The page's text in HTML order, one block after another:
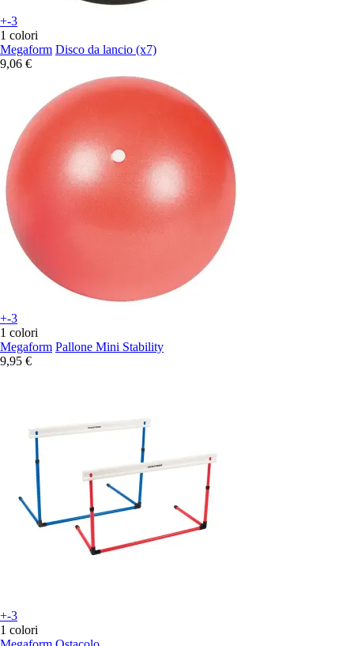
+-3
1 colori
Megaform Disco da lancio (x7)
9,06 €
+-3
1 colori
Megaform Pallone Mini Stability
9,95 €
+-3
1 colori